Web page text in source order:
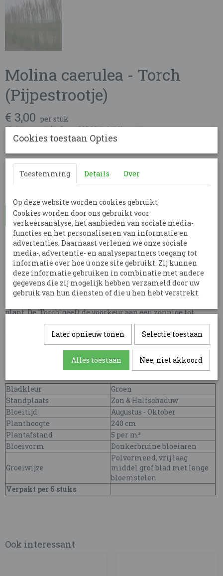
Molina caerulea - Torch
(Pijpestrootje)
€ 3,00 per stuk
Minimum aantal is 5 voor€ 15,00 (inclusief btw 21%)
Op voorraad- Levertijd 7 dagen
Aantal
In winkelwagen
Molinia caerulea Torch, ook wel bekend als pijpestrootje, is
een elegant siergras dat ideaal is voor diverse tuinsettings.
Deze variëteit staat bekend om zijn rechtopstaande
stengels en opvallende, donkerbruine bloeiaren, die in de
zomer een prachtig accent aan uw tuin geven. Dit gras groeit
tot een hoogte van ongeveer 240 cm, waardoor het een
plant. De 'Torch' geeft de voorkeur aan een zonnige tot
halfschaduwrijke locatie met goed doorlatende, vochtige
grond. Het heeft een natuurlijk, luchtig uiterlijk dat goed
samengaat met andere vaste planten en siergrassen. Deze
plant is niet alleen esthetisch aantrekkelijk, maar ook
onderhoudsarm, waardoor hij perfect is voor zowel ervaren
als beginnende tuiniers.
Bladkleur
Groen
Standplaats
Zon & Halfschaduw
Bloeitijd
Augustus - Oktober
Planthoogte
240 cm
Plantafstand
5 per m²
Bloeivorm
Donkerbruine bloeiaren
Groeiwijze
Polvormend, vrij laag
middel grof blad met lange
bloemstelen
Verpakt per 5 stuks
Ook interessant
Cookies toestaan Opties
Toestemming Details Over
Op deze website worden cookies gebruikt
Cookies worden door ons gebruikt voor
verkeersanalyse, het aanbieden van sociale media-
functies en het personaliseren van informatie en
advertenties. Daarnaast verlenen we onze sociale
media-, advertentie- en analysepartners toegang tot
informatie over hoe u onze site gebruikt. Zij kunnen
deze informatie gebruiken in combinatie met andere
gegevens die zij mogelijk hebben verzameld door uw
gebruik van hun diensten of die u hen hebt verstrekt.
Later opnieuw tonen Selectie toestaan
Alles toestaan Nee, niet akkoord